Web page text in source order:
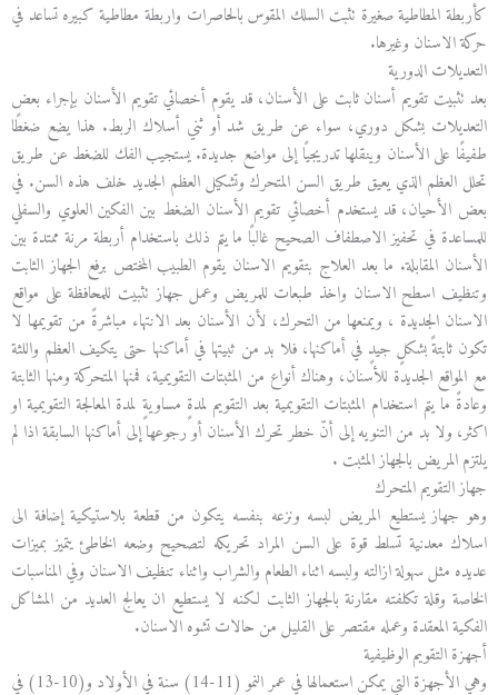
كأربطة المطاطية صغيرة تثبت السلك المقوس بالحاصرات واربطة مطاطية كبيره تساعد في
حركة الاسنان وغيرها.
التعديلات الدورية
بعد تثبيت تقويم أسنان ثابت على الأسنان، قد يقوم أخصائي تقويم الأسنان بإجراء بعض
التعديلات بشكل دوري، سواء عن طريق شد أو ثني أسلاك الربط. هذا يضع ضغطًا
طفيفًا على الأسنان وينقلها تدريجيًا إلى مواضع جديدة. يستجيب الفك للضغط عن طريق
تحلل العظم الذي يعيق طريق السن المتحرك وتشكيل العظم الجديد خلف هذه السن. في
بعض الأحيان، قد يستخدم أخصائي تقويم الأسنان الضغط بين الفكين العلوي والسفلي
للمساعدة في تحفيز الاصطفاف الصحيح غالبًا ما يتم ذلك باستخدام أربطة مرنة ممتدة بين
الأسنان المقابلة. ما بعد العلاج بتقويم الاسنان يقوم الطبيب المختص برفع الجهاز الثابت
وتنظيف اسطح الاسنان واخذ طبعات للمريض وعمل جهاز تثبيت للمحافظة على مواقع
الاسنان الجديدة ، ويمنعها من التحرك، لأن الأسنان بعد الانتهاء مباشرةً من تقويمها لا
تكون ثابتةً بشكلٍ جيدٍ في أماكنها، فلا بد من ثبيتها في أماكنها حتى يتكيف العظم واللثة
مع المواقع الجديدة للأسنان، وهناك أنواع من المثبتات التقويمية، فمنها المتحركة ومنها الثابتة
وعادةً ما يتم استخدام المثبتات التقويمية بعد التقويم لمدةٍ مساويةٍ لمدة المعالجة التقويمية او
اكثر، ولا بد من التنويه إلى أنّ خطر تحرك الأسنان أو رجوعها إلى أماكنها السابقة اذا لم
يلتزم المريض بالجهاز المثبت .
جهاز التقويم المتحرك
وهو جهاز يستطيع المريض لبسه ونزعه بنفسه يتكون من قطعة بلاستيكية إضافة الى
اسلاك معدنية تسلط قوة على السن المراد تحريكه لتصحيح وضعه الخاطئ يتميز بميزات
عديده مثل سهولة ازالته ولبسه اثناء الطعام والشراب واثناء تنظيف الاسنان وفي المناسبات
الخاصة وقلة تكلفته مقارنة بالجهاز الثابت لكنه لا يستطيع ان يعالج العديد من المشاكل
الفكية المعقدة وعمله مقتصر على القليل من حالات تشوه الاسنان.
أجهزة التقويم الوظيفية
وهي الأجهزة التي يمكن استعمالها في عمر النمو (11-14) سنة في الأولاد و(10-13) في